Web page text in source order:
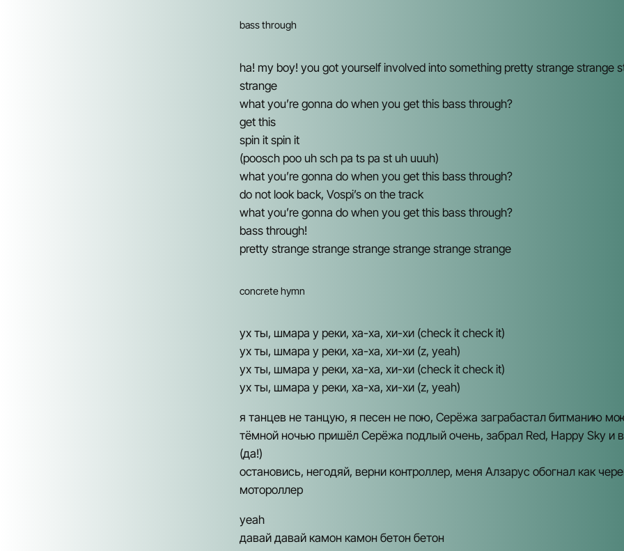
bass through
ha! my boy! you got yourself involved into something pretty strange strange
strange
what you’re gonna do when you get this bass through?
get this
spin it spin it
(poosch poo uh sch pa ts pa st uh uuuh)
what you’re gonna do when you get this bass through?
do not look back, Vospi’s on the track
what you’re gonna do when you get this bass through?
bass through!
pretty strange strange strange strange strange strange
concrete hymn
ух ты, шмара у реки, ха-ха, хи-хи (check it check it)
ух ты, шмара у реки, ха-ха, хи-хи (z, yeah)
ух ты, шмара у реки, ха-ха, хи-хи (check it check it)
ух ты, шмара у реки, ха-ха, хи-хи (z, yeah)
я танцев не танцую, я песен не пою, Серёжа заграбастал битманию
тёмной ночью пришёл Серёжа подлый очень, забрал Red, Happy Sky и
(да!)
остановись, негодяй, верни контроллер, меня Алзарус обогнал как
мотороллер
yeah
давай давай камон камон бетон бетон